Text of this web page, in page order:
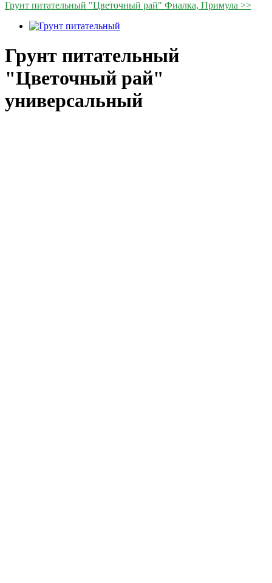
Грунт питательный "Цветочный рай" Фиалка, Примула >>
Грунт питательный
"Цветочный рай"
универсальный